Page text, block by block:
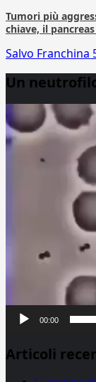
Tumori più
chiave, il
Salvo Franchina
Un
Player
00:00
Articoli